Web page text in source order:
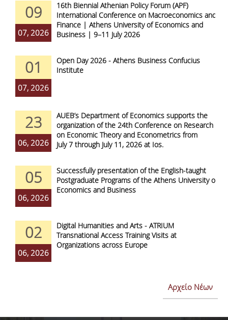
09
07, 2026
16th Biennial Athenian Policy Forum (APF)
International Conference on Macroeconomics and
Finance | Athens University of Economics and
Business | 9–11 July 2026
01
07, 2026
Open Day 2026 - Athens Business Confucius
Institute
23
06, 2026
AUEB’s Department of Economics supports the
organization of the 24th Conference on Research
on Economic Theory and Econometrics from
July 7 through July 11, 2026 at Ios.
05
06, 2026
Successfully presentation of the English-taught
Postgraduate Programs of the Athens University of
Economics and Business
02
06, 2026
Digital Humanities and Arts - ATRIUM
Transnational Access Training Visits at
Organizations across Europe
Αρχείο Νέων